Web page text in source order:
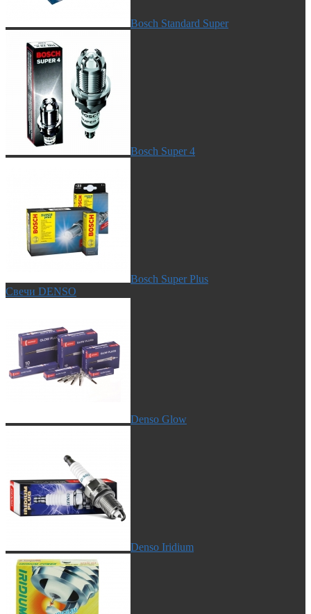
Bosch Standard Super
Bosch Super 4
Bosch Super Plus
Свечи DENSO
Denso Glow
Denso Iridium